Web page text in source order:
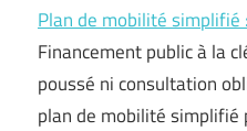
Plan de mobilité
Financement public à la
poussé ni consultation
plan de mobilité